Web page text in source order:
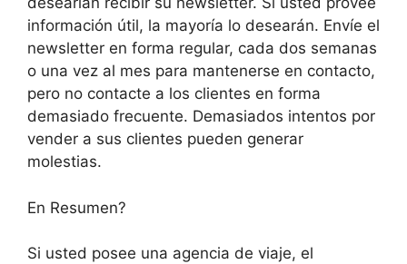
información útil, la mayoría lo desearán. Envíe el
newsletter en forma regular, cada dos semanas
o una vez al mes para mantenerse en contacto,
pero no contacte a los clientes en forma
demasiado frecuente. Demasiados intentos por
vender a sus clientes pueden generar
molestias.
En Resumen?
Si usted posee una agencia de viaje, el